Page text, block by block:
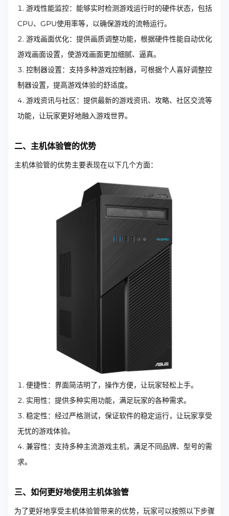
游戏性能监控：能够实时检测游戏运行时的硬件状态，包括
CPU、GPU使用率等，以确保游戏的流畅运行。
游戏画面优化：提供画质调整功能，根据硬件性能自动优化
游戏画面设置，使游戏画面更加细腻、逼真。
控制器设置：支持多种游戏控制器，可根据个人喜好调整控
制器设置，提高游戏体验的舒适度。
游戏资讯与社区：提供最新的游戏资讯、攻略、社区交流等
功能，让玩家更好地融入游戏世界。
二、主机体验管的优势
主机体验管的优势主要表现在以下几个方面：
便捷性：界面简洁明了，操作方便，让玩家轻松上手。
实用性：提供多种实用功能，满足玩家的各种需求。
稳定性：经过严格测试，保证软件的稳定运行，让玩家享受
无忧的游戏体验。
兼容性：支持多种主流游戏主机，满足不同品牌、型号的需
求。
三、如何更好地使用主机体验管
为了更好地享受主机体验管带来的优势，玩家可以按照以下步骤